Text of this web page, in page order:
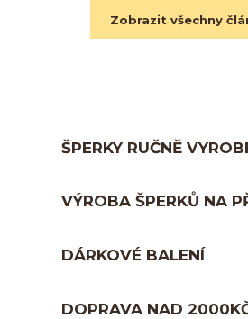
Zobrazit všechny
ŠPERKY RUČNĚ
VÝROBA ŠPERKŮ NA
DÁRKOVÉ BALENÍ
DOPRAVA NAD